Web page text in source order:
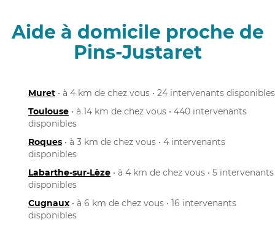
Aide à domicile proche de
Pins-Justaret
Muret • à 4 km de chez vous • 24 intervenants disponibles
Toulouse • à 14 km de chez vous • 440 intervenants
disponibles
Roques • à 3 km de chez vous • 4 intervenants
disponibles
Labarthe-sur-Lèze • à 4 km de chez vous • 5 intervenants
disponibles
Cugnaux • à 6 km de chez vous • 16 intervenants
disponibles